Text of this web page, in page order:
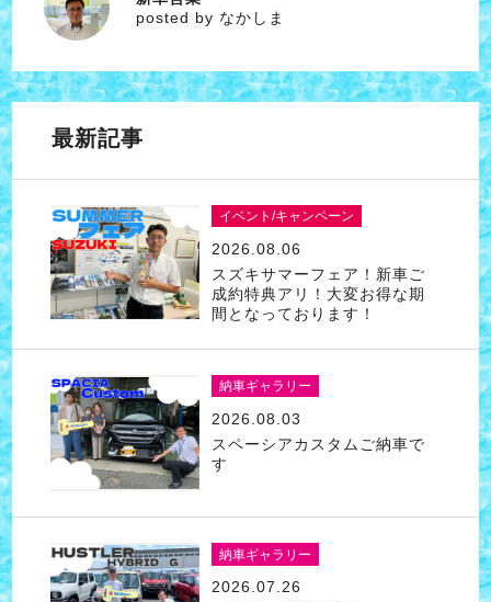
なかしま
posted by なかしま
最新記事
イベント/キャンペーン
2026.08.06
スズキサマーフェア！新車ご
成約特典アリ！大変お得な期
間となっております！
納車ギャラリー
2026.08.03
スペーシアカスタムご納車で
す
納車ギャラリー
2026.07.26